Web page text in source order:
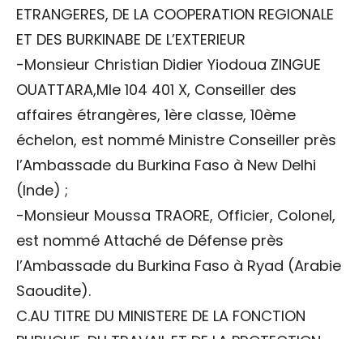
ETRANGERES, DE LA COOPERATION REGIONALE
ET DES BURKINABE DE L’EXTERIEUR
-Monsieur Christian Didier Yiodoua ZINGUE
OUATTARA,Mle 104 401 X, Conseiller des
affaires étrangères, 1ère classe, 10ème
échelon, est nommé Ministre Conseiller près
l’Ambassade du Burkina Faso à New Delhi
(Inde) ;
-Monsieur Moussa TRAORE, Officier, Colonel,
est nommé Attaché de Défense près
l’Ambassade du Burkina Faso à Ryad (Arabie
Saoudite).
C.AU TITRE DU MINISTERE DE LA FONCTION